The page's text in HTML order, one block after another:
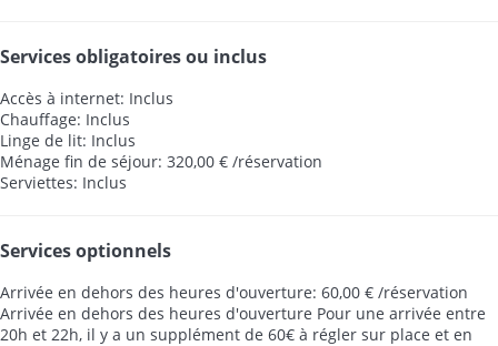
Services obligatoires ou inclus
Accès à internet: Inclus
Chauffage: Inclus
Linge de lit: Inclus
Ménage fin de séjour: 320,00 € /réservation
Serviettes: Inclus
Services optionnels
Arrivée en dehors des heures d'ouverture: 60,00 € /réservation
Arrivée en dehors des heures d'ouverture Pour une arrivée entre
20h et 22h, il y a un supplément de 60€ à régler sur place et en